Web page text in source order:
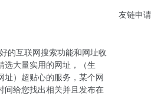
的互联网搜索功能和网址收
选大量实用的网址，（生
址）超贴心的服务，某个网
间给您找出相关并且发布在
友链申请